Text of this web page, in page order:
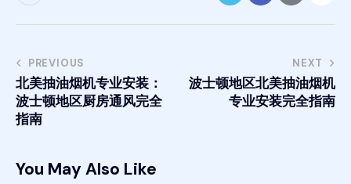
PREVIOUS
北美抽油烟机专业安装：
波士顿地区厨房通风完全
指南
NEXT
波士顿地区北美抽油烟机
专业安装完全指南
You May Also Like